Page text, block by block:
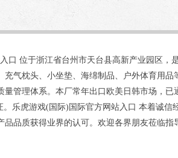
位于浙江省台州市天台县高新产业园区，
充气枕头、小坐垫、海绵制品、户外体育用品
量管理体系。本厂常年出口欧美日韩市场，已
。乐虎游戏(国际)国际官方网站入口 本着诚信
品质获得业界的认可。欢迎各界朋友莅临指